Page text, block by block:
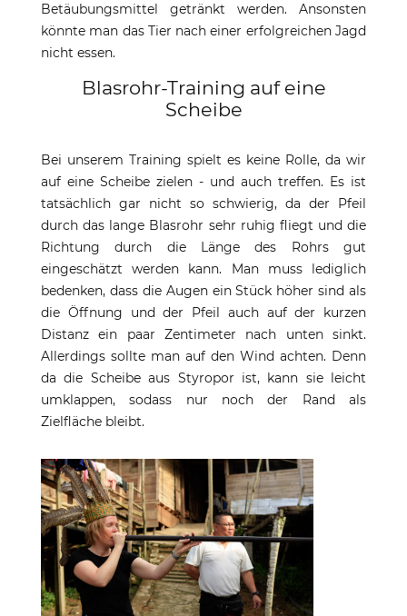
Betäubungsmittel getränkt werden. Ansonsten
könnte man das Tier nach einer erfolgreichen Jagd
nicht essen.
Blasrohr-Training auf eine
Scheibe
Bei unserem Training spielt es keine Rolle, da wir
auf eine Scheibe zielen - und auch treffen. Es ist
tatsächlich gar nicht so schwierig, da der Pfeil
durch das lange Blasrohr sehr ruhig fliegt und die
Richtung durch die Länge des Rohrs gut
eingeschätzt werden kann. Man muss lediglich
bedenken, dass die Augen ein Stück höher sind als
die Öffnung und der Pfeil auch auf der kurzen
Distanz ein paar Zentimeter nach unten sinkt.
Allerdings sollte man auf den Wind achten. Denn
da die Scheibe aus Styropor ist, kann sie leicht
umklappen, sodass nur noch der Rand als
Zielfläche bleibt.